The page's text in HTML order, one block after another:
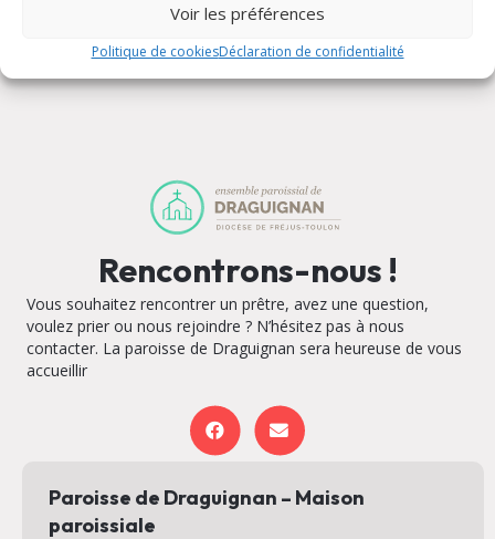
Voir les préférences
Politique de cookiesDéclaration de confidentialité
Rencontrons-nous !
Vous souhaitez rencontrer un prêtre, avez une question,
voulez prier ou nous rejoindre ? N’hésitez pas à nous
contacter. La paroisse de Draguignan sera heureuse de vous
accueillir
Paroisse de Draguignan – Maison
paroissiale